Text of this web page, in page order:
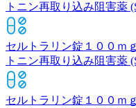
トニン再取り込み阻害薬
セルトラリン錠１００ｍ
トニン再取り込み阻害薬
セルトラリン錠１００ｍ